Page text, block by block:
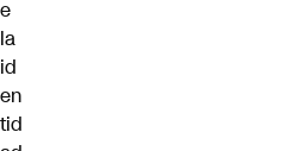
e
la
id
en
tid